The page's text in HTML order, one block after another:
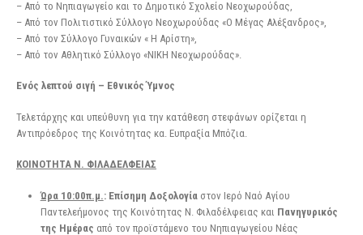
– Από το Νηπιαγωγείο και το Δημοτικό Σχολείο Νεοχωρούδας,
– Από τον Πολιτιστικό Σύλλογο Νεοχωρούδας «Ο Μέγας Αλέξανδρος»,
– Από τον Σύλλογο Γυναικών « Η Αρίστη»,
– Από τον Αθλητικό Σύλλογο «ΝΙΚΗ Νεοχωρούδας».
Ενός λεπτού σιγή – Εθνικός Ύμνος
Τελετάρχης και υπεύθυνη για την κατάθεση στεφάνων ορίζεται η
Αντιπρόεδρος της Κοινότητας κα. Ευπραξία Μπόζια.
ΚΟΙΝΟΤΗΤΑ Ν. ΦΙΛΑΔΕΛΦΕΙΑΣ
Ώρα 10:00π.μ.: Επίσημη Δοξολογίαστον Ιερό Ναό Αγίου
Παντελεήμονος της Κοινότητας Ν. Φιλαδέλφειας και Πανηγυρικός
της Ημέρας από τον προϊστάμενο του Νηπιαγωγείου Νέας